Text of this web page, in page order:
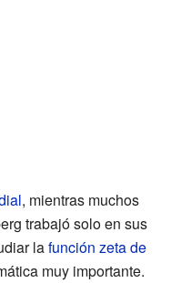
, mientras muchos
trabajó solo en sus
lafunción zeta de
muy importante.